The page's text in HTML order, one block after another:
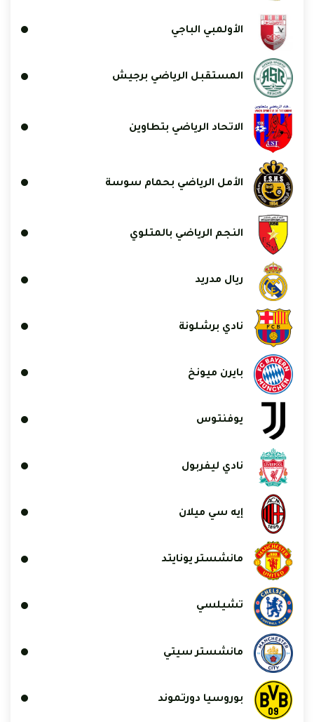
الأولمبي الباجي
المستقبل الرياضي برجيش
الاتحاد الرياضي بتطاوين
الأمل الرياضي بحمام سوسة
النجم الرياضي بالمتلوي
ريال مدريد
نادي برشلونة
بايرن ميونخ
يوفنتوس
نادي ليفربول
إيه سي ميلان
مانشستر يونايتد
تشيلسي
مانشستر سيتي
بوروسيا دورتموند